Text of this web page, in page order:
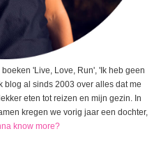
'Live, Love, Run', 'Ik heb geen
blog al sinds 2003 over alles dat me
eten tot reizen en mijn gezin. In
kregen we vorig jaar een dochter,
know more?